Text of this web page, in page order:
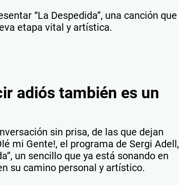
“La Despedida”, una canción que
etapa vital y artística.
adiós también es un
sin prisa, de las que dejan
mi Gente!, el programa de Sergi Adell,
un sencillo que ya está sonando en
su camino personal y artístico.